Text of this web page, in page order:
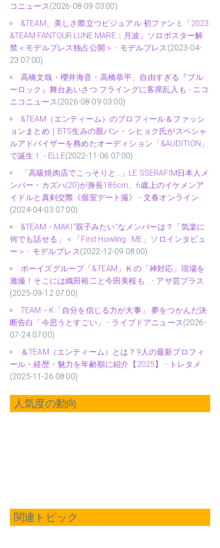
コニュース(2026-08-09 03:00)
&TEAM、美しさ際立つビジュアル 初ファンミ「2023
&TEAM FANTOUR LUNE MARE：月波」ソロポスター解
禁＜モデルプレス独占公開＞ - モデルプレス (2023-04-
23 07:00)
高橋文哉・櫻井海音・高橋恭平、自由すぎる『ブル
ーロック』舞台あいさつ フライングに客席乱入も - ニコ
ニコニュース(2026-08-09 03:00)
&TEAM（エンティーム）のプロフィール＆ファッシ
ョンまとめ｜BTS生みの親パン・シヒョク氏がスペシャ
ルアドバイザーを務めたオーディション「&AUDITION」
で誕生！ - ELLE(2022-11-06 07:00)
「高級焼肉店でこっそりと…」LE SSERAFIM日本人メ
ンバー・カズハ(20)が身長186cm、6歳上のイケメンア
イドルと真剣交際《個室デート撮》 - 文春オンライン
(2024-04-03 07:00)
&TEAM・MAKI“双子みたい”なメンバーは？「気楽に
何でも話せる」＜「First Howling : ME」ソロインタビュ
ー＞ - モデルプレス(2022-12-09 08:00)
ボーイズグループ「&TEAM」Ｋの「神対応」現場を
激撮！そこには織田裕二と今田美桜も… - アサ芸プラス
(2025-09-12 07:00)
TEAM・K「自分を信じる力が大事」 夢をつかんだ決
断告白「今思うとすごい」 - ライブドアニュース(2026-
07-24 07:00)
＆TEAM（エンティーム）とは？9人の最新プロフィ
ール・経歴・魅力を年齢順に紹介【2025】 - トレタメ
(2025-11-26 08:00)
人気度の動向
関連トピック